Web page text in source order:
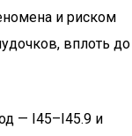
и риском
вплоть до
— I45–I45.9 и